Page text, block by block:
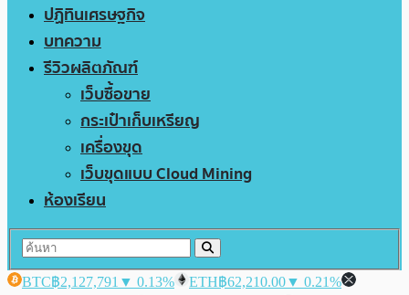
ปฏิทินเศรษฐกิจ
บทความ
รีวิวผลิตภัณฑ์
เว็บซื้อขาย
กระเป๋าเก็บเหรียญ
เครื่องขุด
เว็บขุดแบบ Cloud Mining
ห้องเรียน
BTC฿2,127,791 ▼ 0.13% ETH฿62,210.00▼ 0.21%